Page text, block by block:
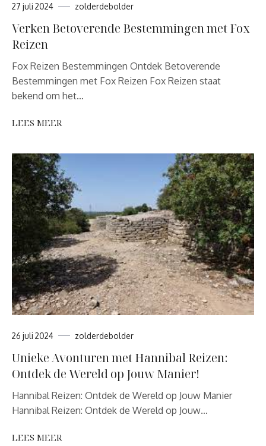
27 juli 2024 zolderdebolder
Verken Betoverende Bestemmingen met Fox
Reizen
Fox Reizen Bestemmingen Ontdek Betoverende
Bestemmingen met Fox Reizen Fox Reizen staat
bekend om het…
LEES MEER
26 juli 2024 zolderdebolder
Unieke Avonturen met Hannibal Reizen:
Ontdek de Wereld op Jouw Manier!
Hannibal Reizen: Ontdek de Wereld op Jouw Manier
Hannibal Reizen: Ontdek de Wereld op Jouw…
LEES MEER